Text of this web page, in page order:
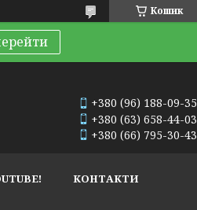
Кошик
+380 (96) 188-09-35
+380 (63) 658-44-03
+380 (66) 795-30-43
КОНТАКТИ